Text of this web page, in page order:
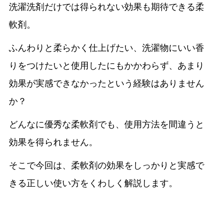
洗濯洗剤だけでは得られない効果も期待できる柔
軟剤。
ふんわりと柔らかく仕上げたい、洗濯物にいい香
りをつけたいと使用したにもかかわらず、あまり
効果が実感できなかったという経験はありません
か？
どんなに優秀な柔軟剤でも、使用方法を間違うと
効果を得られません。
そこで今回は、柔軟剤の効果をしっかりと実感で
きる正しい使い方をくわしく解説します。